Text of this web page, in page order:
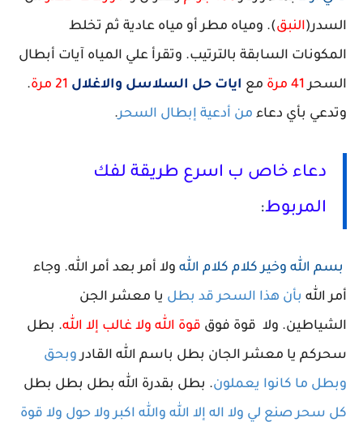
السدر(النبق). ومياه مطر أو مياه عادية ثم تخلط
المكونات السابقة بالترتيب. وتقرأ علي المياه آيات أبطال
السحر 41 مرة مع ايات حل السلاسل والاغلال 21 مرة
.
وتدعي بأي دعاء من أدعية إبطال السحر.
دعاء خاص ب اسرع طريقة لفك
المربوط:
بسم الله وخير كلام كلام الله ولا أمر بعد أمر الله. وجاء
أمر الله بأن هذا السحر قد بطل يا معشر الجن
الشياطين. ولا قوة فوق قوة الله ولا غالب إلا الله. بطل
سحركم يا معشر الجان بطل باسم الله القادر وبحق
وبطل ما كانوا يعملون. بطل بقدرة الله بطل بطل بطل
كل سحر صنع لي ولا اله إلا الله والله اكبر ولا حول ولا قوة